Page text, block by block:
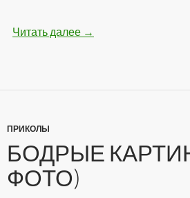
Читать далее Самая необычная
→
ПРИКОЛЫ
БОДРЫЕ
ФОТО)